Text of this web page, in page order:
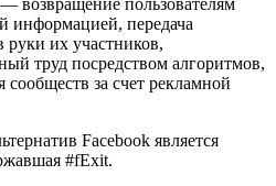
информацией, передача
руки их участников,
труд посредством алгоритмов,
за счет рекламной
Facebook является
#fExit.